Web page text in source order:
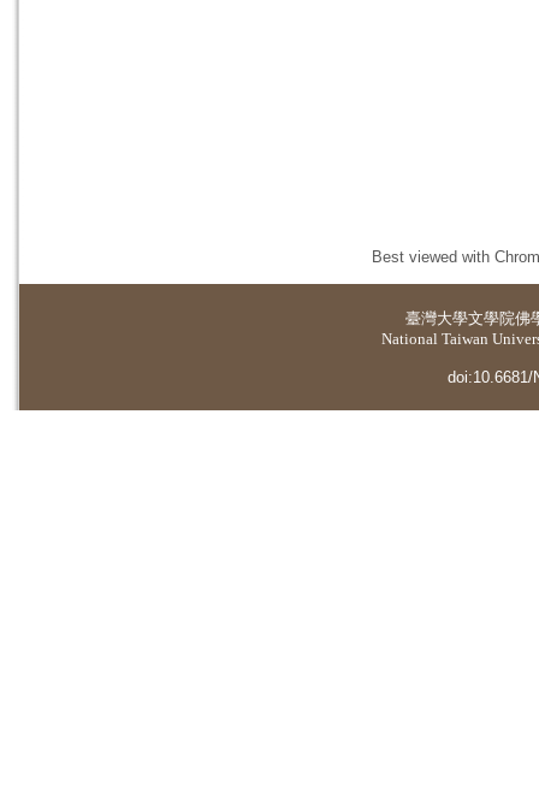
Best viewed with
臺灣大學文學院佛
National Taiwan
doi:10.6681/